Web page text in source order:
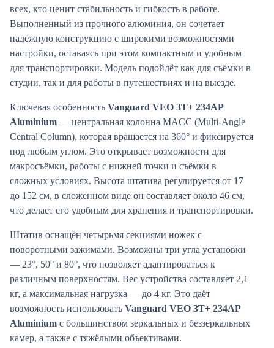
всех, кто ценит стабильность и гибкость в работе.
Выполненный из прочного алюминия, он сочетает
надёжную конструкцию с широкими возможностями
настройки, оставаясь при этом компактным и удобным
для транспортировки. Модель подойдёт как для съёмки в
студии, так и для работы в путешествиях и на выезде.
Ключевая особенность Vanguard VEO 3T+ 234AP
Aluminium — центральная колонна MACC (Multi-Angle
Central Column), которая вращается на 360° и фиксируется
под любым углом. Это открывает возможности для
макросъёмки, работы с нижней точки и съёмки в
сложных условиях. Высота штатива регулируется от 17
до 152 см, в сложенном виде он составляет около 46 см,
что делает его удобным для хранения и транспортировки.
Штатив оснащён четырьмя секциями ножек с
поворотными зажимами. Возможны три угла установки
— 23°, 50° и 80°, что позволяет адаптироваться к
различным поверхностям. Вес устройства составляет 2,1
кг, а максимальная нагрузка — до 4 кг. Это даёт
возможность использовать Vanguard VEO 3T+ 234AP
Aluminium с большинством зеркальных и беззеркальных
камер, а также с тяжёлыми объективами.